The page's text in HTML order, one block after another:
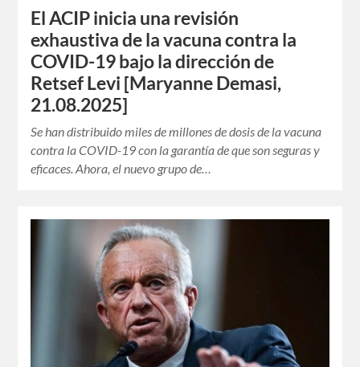
El ACIP inicia una revisión
exhaustiva de la vacuna contra la
COVID-19 bajo la dirección de
Retsef Levi [Maryanne Demasi,
21.08.2025]
Se han distribuido miles de millones de dosis de la vacuna
contra la COVID-19 con la garantía de que son seguras y
eficaces. Ahora, el nuevo grupo de…